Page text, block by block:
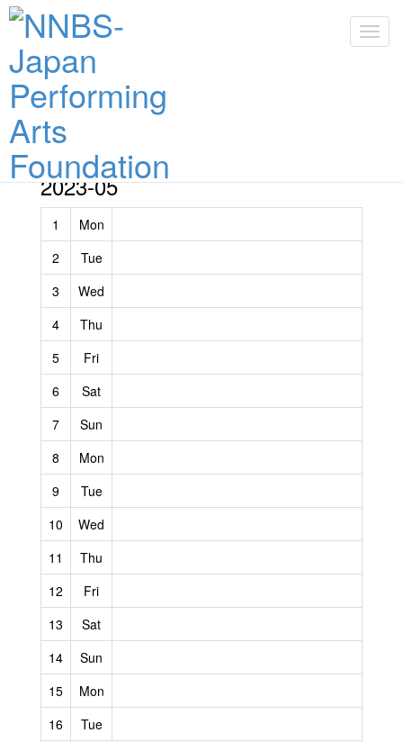
2026-08
2023-05
1
Mon
2
Tue
3
Wed
4
Thu
5
Fri
6
Sat
7
Sun
8
Mon
9
Tue
10
Wed
11
Thu
12
Fri
13
Sat
14
Sun
15
Mon
16
Tue